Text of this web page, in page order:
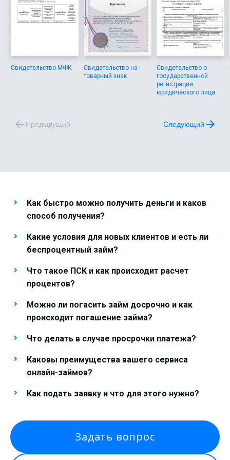
Свидетельство МФК
Свидетельство на
товарный знак
Свидетельство о
государственной
регистрации
юридического лица
Предыдущий Следующий
Как быстро можно получить деньги и каков
способ получения?
Какие условия для новых клиентов и есть ли
беспроцентный займ?
Что такое ПСК и как происходит расчет
процентов?
Можно ли погасить займ досрочно и как
происходит погашение займа?
Что делать в случае просрочки платежа?
Каковы преимущества вашего сервиса
онлайн-займов?
Как подать заявку и что для этого нужно?
Задать вопрос